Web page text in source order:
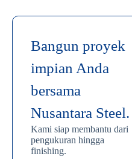
Bangun proyek
impian Anda
bersama
Nusantara Steel.
Kami siap membantu dari
pengukuran hingga
finishing.